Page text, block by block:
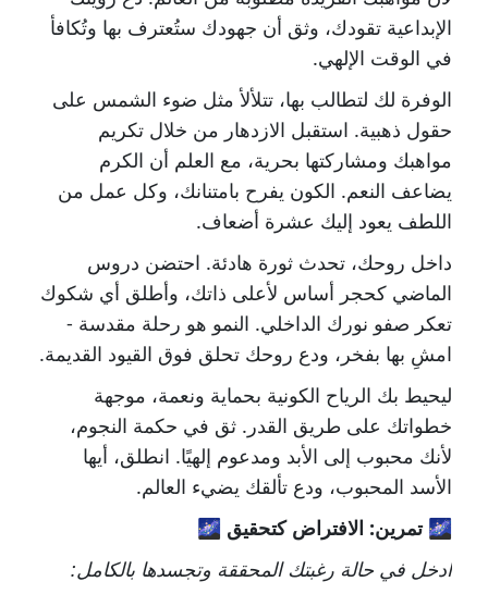
الإبداعية تقودك، وثق أن جهودك ستُعترف بها وتُكافأ
في الوقت الإلهي.
الوفرة لك لتطالب بها، تتلألأ مثل ضوء الشمس على
حقول ذهبية. استقبل الازدهار من خلال تكريم
مواهبك ومشاركتها بحرية، مع العلم أن الكرم
يضاعف النعم. الكون يفرح بامتنانك، وكل عمل من
اللطف يعود إليك عشرة أضعاف.
داخل روحك، تحدث ثورة هادئة. احتضن دروس
الماضي كحجر أساس لأعلى ذاتك، وأطلق أي شكوك
تعكر صفو نورك الداخلي. النمو هو رحلة مقدسة -
امشِ بها بفخر، ودع روحك تحلق فوق القيود القديمة.
ليحيط بك الرياح الكونية بحماية ونعمة، موجهة
خطواتك على طريق القدر. ثق في حكمة النجوم،
لأنك محبوب إلى الأبد ومدعوم إلهيًا. انطلق، أيها
الأسد المحبوب، ودع تألقك يضيء العالم.
🌌 تمرين: الافتراض كتحقيق 🌌
ادخل في حالة رغبتك المحققة وتجسدها بالكامل: